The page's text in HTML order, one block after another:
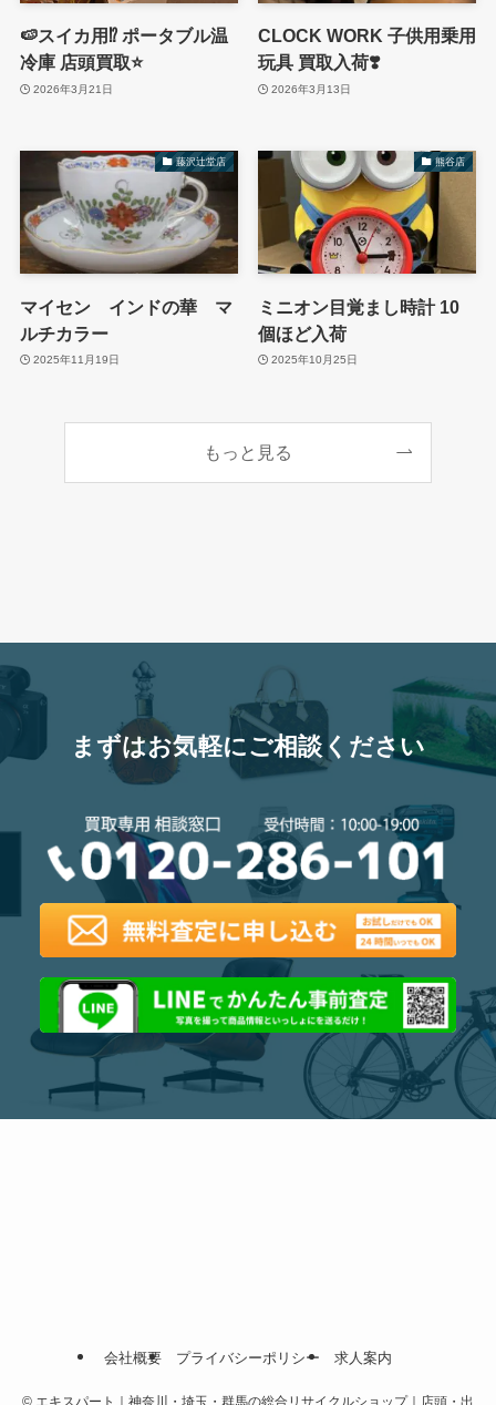
🍉スイカ用⁉️ ポータブル温
冷庫 店頭買取⭐️
2026年3月21日
CLOCK WORK 子供用乗用
玩具 買取入荷❣️
2026年3月13日
藤沢辻堂店
マイセン インドの華 マ
ルチカラー
2025年11月19日
熊谷店
ミニオン目覚まし時計 10
個ほど入荷
2025年10月25日
もっと見る
まずはお気軽にご相談ください
会社概要 プライバシーポリシー 求人案内
© エキスパート｜神奈川・埼玉・群馬の総合リサイクルショップ｜店頭・出